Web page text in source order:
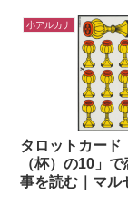
小アルカナ
タロットカード
（杯）の10」
事を読む｜マル